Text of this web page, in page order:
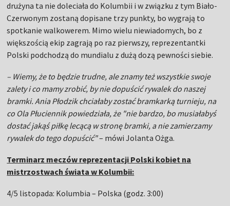
drużyna ta nie doleciała do Kolumbii i w związku z tym Biało-
Czerwonym zostaną dopisane trzy punkty, bo wygrają to
spotkanie walkowerem. Mimo wielu niewiadomych, bo z
większością ekip zagrają po raz pierwszy, reprezentantki
Polski podchodzą do mundialu z dużą dozą pewności siebie.
– Wiemy, że to będzie trudne, ale znamy też wszystkie swoje
zalety i co mamy zrobić, by nie dopuścić rywalek do naszej
bramki. Ania Płodzik chciałaby zostać bramkarką turnieju, na
co Ola Płuciennik powiedziała, że "nie bardzo, bo musiałabyś
dostać jakąś piłkę lecącą w stronę bramki, a nie zamierzamy
rywalek do tego dopuścić"– mówi Jolanta Ożga.
Terminarz meczów reprezentacji Polski kobiet na
mistrzostwach świata w Kolumbii:
4/5 listopada: Kolumbia – Polska (godz. 3:00)